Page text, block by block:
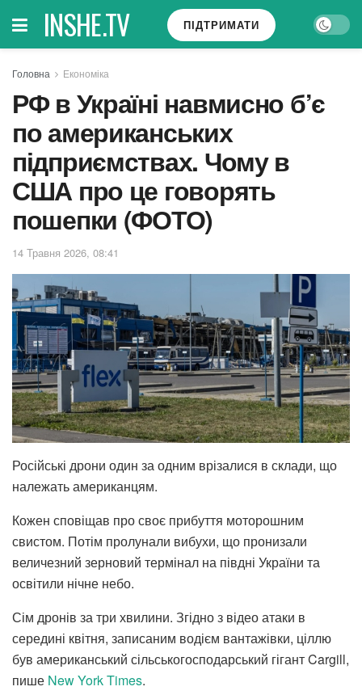
INSHE.TV ПІДТРИМАТИ
Головна Економіка
РФ в Україні навмисно б’є
по американських
підприємствах. Чому в
США про це говорять
пошепки (ФОТО)
14 Травня 2026, 08:41
Російські дрони один за одним врізалися в склади, що
належать американцям.
Кожен сповіщав про своє прибуття моторошним
свистом. Потім пролунали вибухи, що пронизали
величезний зерновий термінал на півдні України та
освітили нічне небо.
Сім дронів за три хвилини. Згідно з відео атаки в
середині квітня, записаним водієм вантажівки, ціллю
був американський сільськогосподарський гігант Cargill,
пише New York Times.